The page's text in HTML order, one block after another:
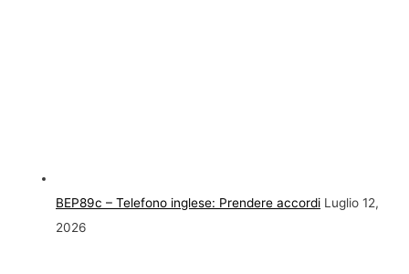
BEP89c – Telefono inglese: Prendere accordi Luglio 12,
2026